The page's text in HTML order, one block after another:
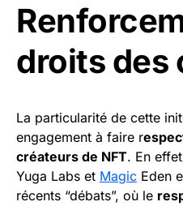
droits des
La particularité de cette
engagement à faire r
créateurs de NFT. En
Yuga Labs et Magic Eden
récents “débats”, où le